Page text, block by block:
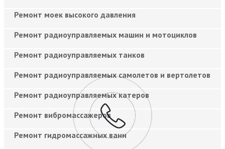
Ремонт моек высокого давления
Ремонт радиоуправляемых машин и мотоциклов
Ремонт радиоуправляемых танков
Ремонт радиоуправляемых самолетов и вертолетов
Ремонт радиоуправляемых катеров
Ремонт вибромассажеров
Ремонт гидромассажных ванн